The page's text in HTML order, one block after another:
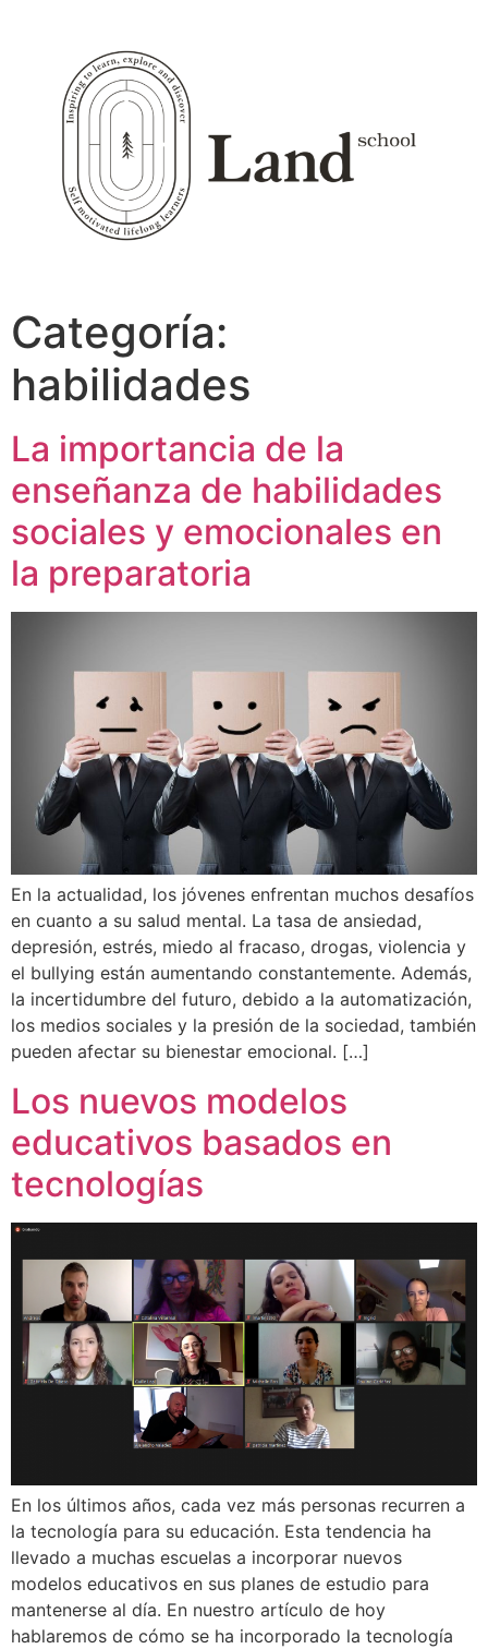
contenido
Categoría:
habilidades
La importancia de la
enseñanza de habilidades
sociales y emocionales en
la preparatoria
En la actualidad, los jóvenes enfrentan muchos desafíos
en cuanto a su salud mental. La tasa de ansiedad,
depresión, estrés, miedo al fracaso, drogas, violencia y
el bullying están aumentando constantemente. Además,
la incertidumbre del futuro, debido a la automatización,
los medios sociales y la presión de la sociedad, también
pueden afectar su bienestar emocional. […]
Los nuevos modelos
educativos basados en
tecnologías
En los últimos años, cada vez más personas recurren a
la tecnología para su educación. Esta tendencia ha
llevado a muchas escuelas a incorporar nuevos
modelos educativos en sus planes de estudio para
mantenerse al día. En nuestro artículo de hoy
hablaremos de cómo se ha incorporado la tecnología